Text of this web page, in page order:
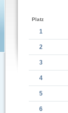
Platz
1
2
3
4
5
6